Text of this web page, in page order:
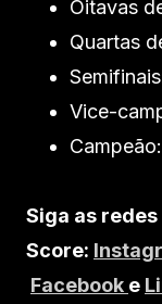
Oitavas
Quartas
Vice-
Siga as redes
Score:
Facebook e